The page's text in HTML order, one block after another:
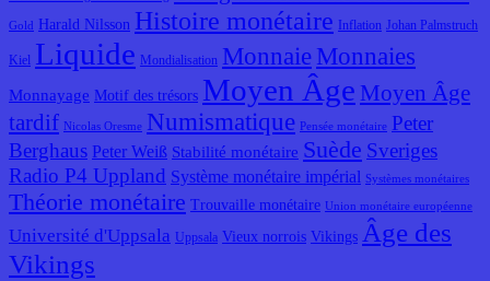
Gold Harald Nilsson Histoire monétaire Inflation Johan Palmstruch
Kiel Liquide Mondialisation Monnaie Monnaies
Monnayage Motif des trésors Moyen Âge Moyen Âge
tardif Nicolas Oresme Numismatique Pensée monétaire Peter
Berghaus Peter Weiß Stabilité monétaire Suède Sveriges
Radio P4 Uppland Système monétaire impérial Systèmes monétaires
Théorie monétaire Trouvaille monétaire Union monétaire européenne
Université d'Uppsala Uppsala Vieux norrois Vikings Âge des
Vikings